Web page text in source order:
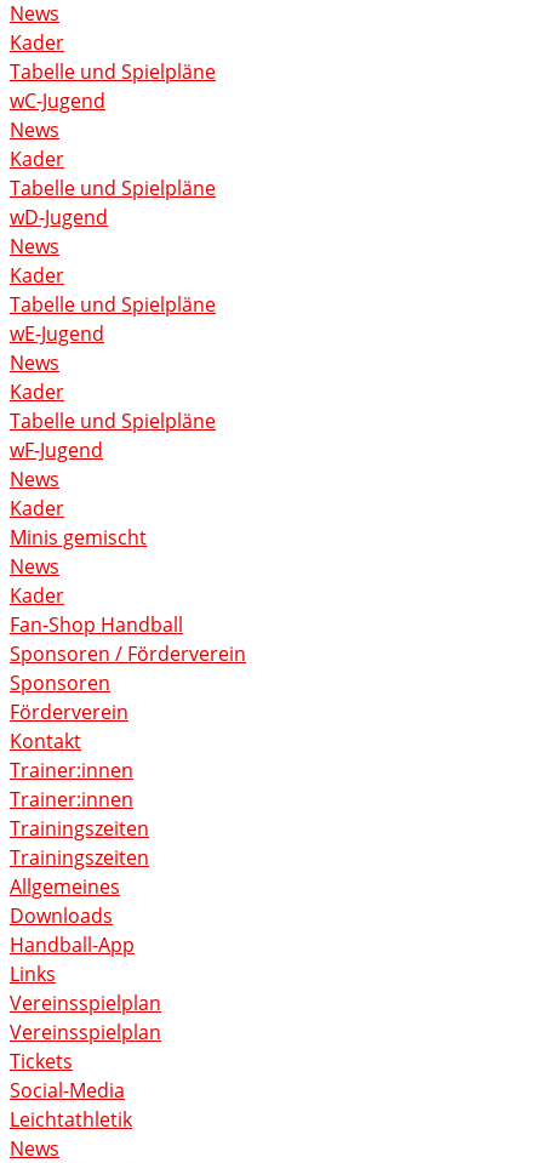
News
Kader
Tabelle und Spielpläne
wC-Jugend
News
Kader
Tabelle und Spielpläne
wD-Jugend
News
Kader
Tabelle und Spielpläne
wE-Jugend
News
Kader
Tabelle und Spielpläne
wF-Jugend
News
Kader
Minis gemischt
News
Kader
Fan-Shop Handball
Sponsoren / Förderverein
Sponsoren
Förderverein
Kontakt
Trainer:innen
Trainer:innen
Trainingszeiten
Trainingszeiten
Allgemeines
Downloads
Handball-App
Links
Vereinsspielplan
Vereinsspielplan
Tickets
Social-Media
Leichtathletik
News